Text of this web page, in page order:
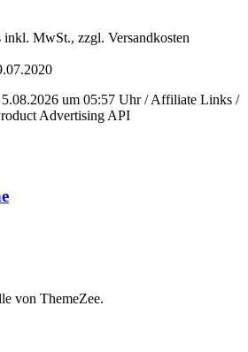
inkl. MwSt., zzgl. Versandkosten
um 05:57 Uhr / Affiliate Links /
Advertising API
von ThemeZee.